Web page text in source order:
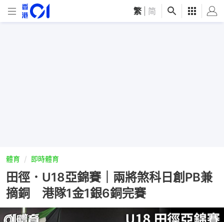
繁 简
體育 即時體育
田徑．U18亞錦賽｜兩將煞科日創PB兼
摘銅 港隊1金1銀6銅完賽